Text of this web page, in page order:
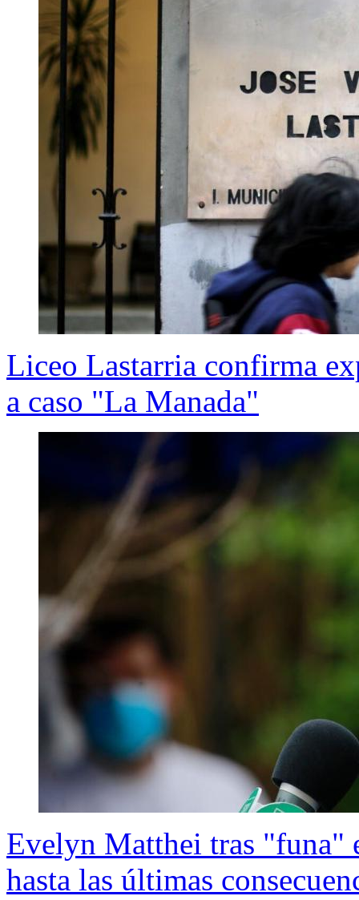
Liceo Lastarria confirma
a caso "La Manada"
Evelyn Matthei tras "funa"
hasta las últimas